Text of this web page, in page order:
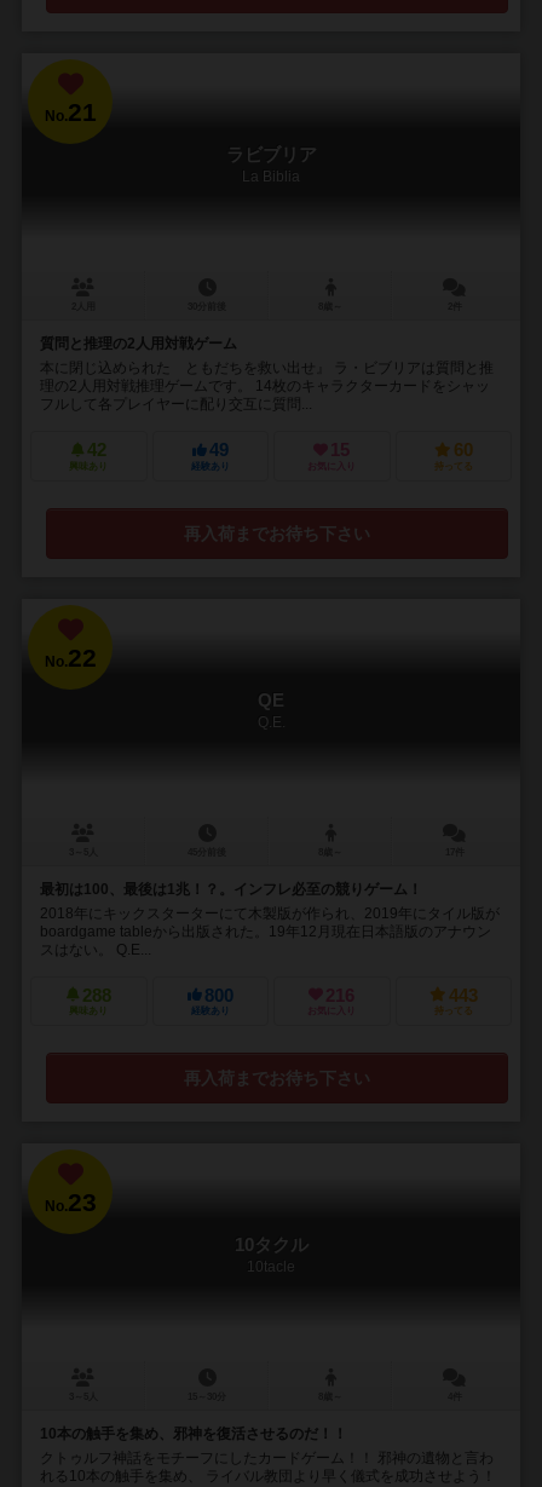
No.21
ラビブリア
La Biblia
質問と推理の2人用対戦ゲーム
本に閉じ込められた ともだちを救い出せ』 ラ・ビブリアは質問と推
理の2人用対戦推理ゲームです。 14枚のキャラクターカードをシャッ
フルして各プレイヤーに配り交互に質問...
42
興味あり
49
経験あり
15
お気に入り
60
持ってる
再入荷までお待ち下さい
No.22
QE
Q.E.
最初は100、最後は1兆！？。インフレ必至の競りゲーム！
2018年にキックスターターにて木製版が作られ、2019年にタイル版が
boardgame tableから出版された。19年12月現在日本語版のアナウン
スはない。 Q.E...
288
興味あり
800
経験あり
216
お気に入り
443
持ってる
再入荷までお待ち下さい
No.23
10タクル
10tacle
10本の触手を集め、邪神を復活させるのだ！！
クトゥルフ神話をモチーフにしたカードゲーム！！ 邪神の遺物と言わ
れる10本の触手を集め、 ライバル教団より早く儀式を成功させよう！